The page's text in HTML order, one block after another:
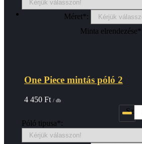
Méret*:
Minta
One Piece mintás póló 2
4 450 Ft / db
Póló tipusa*: